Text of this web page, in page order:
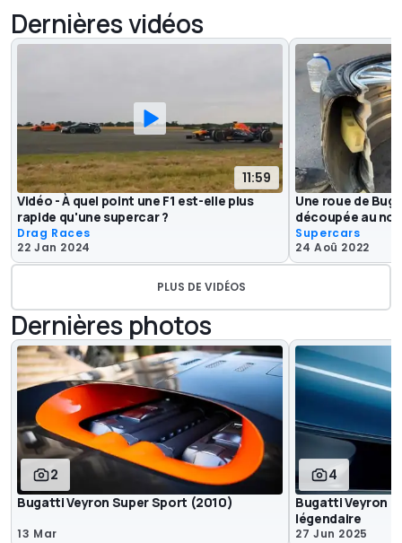
Dernières vidéos
11:59
Vidéo - À quel point une F1 est-elle plus
rapide qu'une supercar ?
Drag Races
22 Jan 2024
Une roue de
découpée au
Supercars
24 Aoû 2022
PLUS DE VIDÉOS
Dernières photos
2
Bugatti Veyron Super Sport (2010)
13 Mar
4
Bugatti Veyron :
légendaire
27 Jun 2025